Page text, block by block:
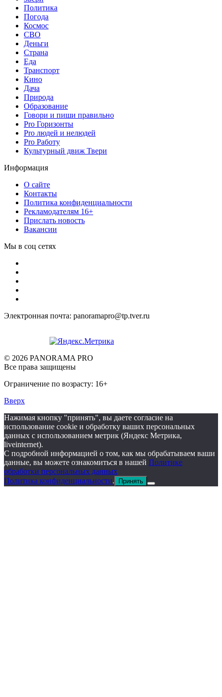
Политика
Погода
Космос
СВО
Деньги
Страна
Еда
Транспорт
Кино
Дача
Природа
Образование
Говори и пиши правильно
Pro Горизонты
Pro людей и нелюдей
Pro Работу
Культурный движ Твери
Информация
О сайте
Контакты
Политика конфиденциальности
Рекламодателям 16+
Прислать новость
Вакансии
Мы в соц сетях
Электронная почта: panoramapro@tp.tver.ru
© 2026 PANORAMA PRO
Все права защищены
Ограничение по возрасту: 16+
Вверх
Нажимая кнопку "принять", вы даете согласие на
использование cookie и обработку ваших персональных
данных с использованием метрик (Яндекс Метрика,
liveinternet).
С подробной информацией о том, как мы обрабатываем ваши
данные, вы можете ознакомиться в нашей Политике
обработки персональных данных
Политика конфиденциальности. Принять